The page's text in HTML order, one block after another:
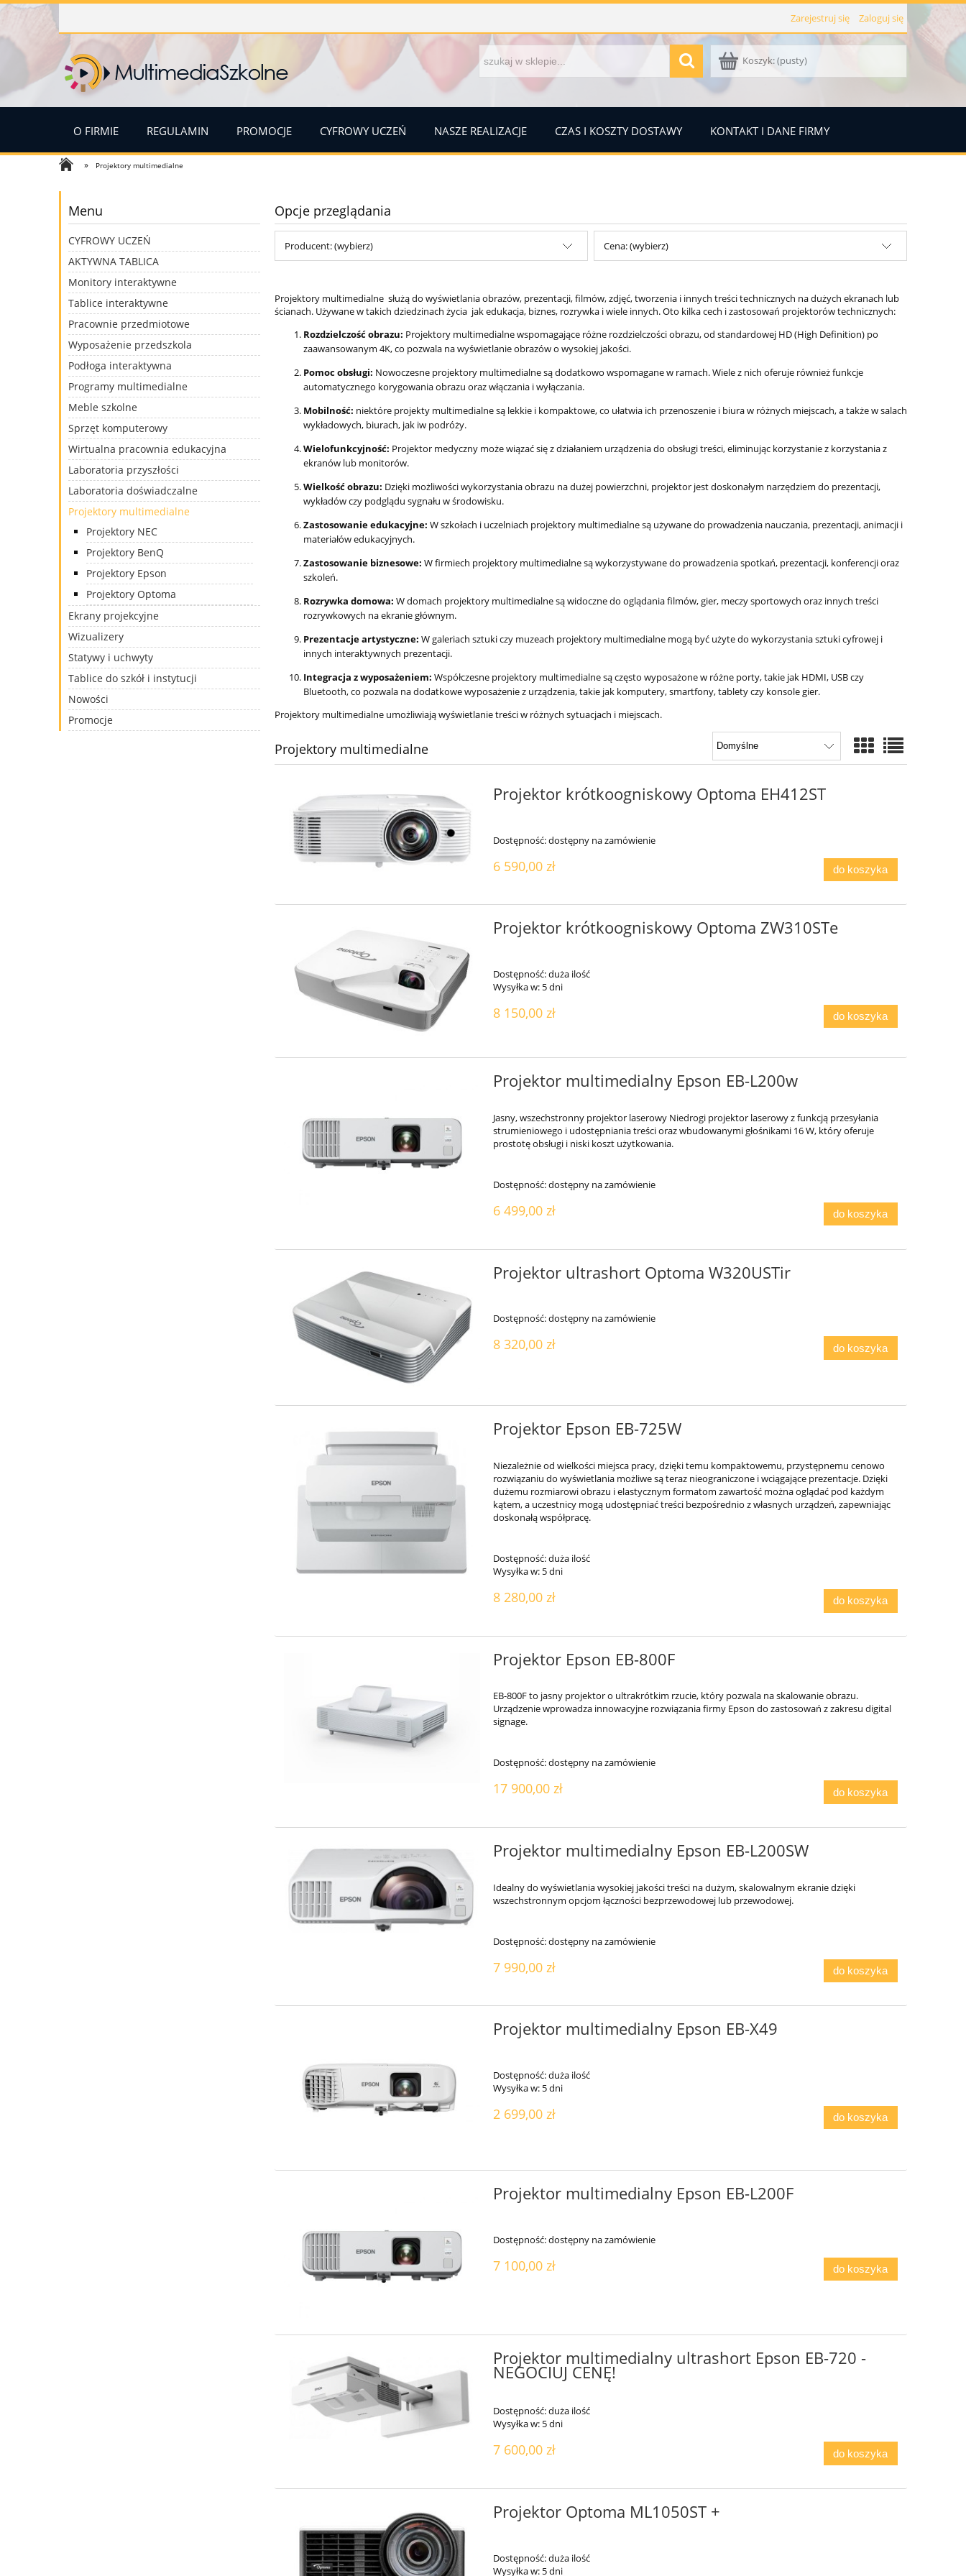
Zarejestruj się Zaloguj się
Koszyk:(pusty)
O FIRMIE REGULAMIN PROMOCJE CYFROWY UCZEŃ NASZE REALIZACJE CZAS I KOSZTY DOSTAWY KONTAKT I DANE FIRMY
» Projektory multimedialne
Menu
CYFROWY UCZEŃ
AKTYWNA TABLICA
Monitory interaktywne
Tablice interaktywne
Pracownie przedmiotowe
Wyposażenie przedszkola
Podłoga interaktywna
Programy multimedialne
Meble szkolne
Sprzęt komputerowy
Wirtualna pracownia edukacyjna
Laboratoria przyszłości
Laboratoria doświadczalne
Projektory multimedialne
Projektory NEC
Projektory BenQ
Projektory Epson
Projektory Optoma
Ekrany projekcyjne
Wizualizery
Statywy i uchwyty
Tablice do szkół i instytucji
Nowości
Promocje
Opcje przeglądania
Producent: (wybierz) Cena: (wybierz)
Projektory multimedialne służą do wyświetlania obrazów, prezentacji, filmów, zdjęć, tworzenia i innych treści technicznych na dużych ekranach lub
ścianach. Używane w takich dziedzinach życia jak edukacja, biznes, rozrywka i wiele innych. Oto kilka cech i zastosowań projektorów technicznych:
Rozdzielczość obrazu: Projektory multimedialne wspomagające różne rozdzielczości obrazu, od standardowej HD (High Definition) po
zaawansowanym 4K, co pozwala na wyświetlanie obrazów o wysokiej jakości.
Pomoc obsługi: Nowoczesne projektory multimedialne są dodatkowo wspomagane w ramach. Wiele z nich oferuje również funkcje
automatycznego korygowania obrazu oraz włączania i wyłączania.
Mobilność: niektóre projekty multimedialne są lekkie i kompaktowe, co ułatwia ich przenoszenie i biura w różnych miejscach, a także w salach
wykładowych, biurach, jak iw podróży.
Wielofunkcyjność: Projektor medyczny może wiązać się z działaniem urządzenia do obsługi treści, eliminując korzystanie z korzystania z
ekranów lub monitorów.
Wielkość obrazu: Dzięki możliwości wykorzystania obrazu na dużej powierzchni, projektor jest doskonałym narzędziem do prezentacji,
wykładów czy podglądu sygnału w środowisku.
Zastosowanie edukacyjne: W szkołach i uczelniach projektory multimedialne są używane do prowadzenia nauczania, prezentacji, animacji i
materiałów edukacyjnych.
Zastosowanie biznesowe: W firmiech projektory multimedialne są wykorzystywane do prowadzenia spotkań, prezentacji, konferencji oraz
szkoleń.
Rozrywka domowa: W domach projektory multimedialne są widoczne do oglądania filmów, gier, meczy sportowych oraz innych treści
rozrywkowych na ekranie głównym.
Prezentacje artystyczne: W galeriach sztuki czy muzeach projektory multimedialne mogą być użyte do wykorzystania sztuki cyfrowej i
innych interaktywnych prezentacji.
Integracja z wyposażeniem: Współczesne projektory multimedialne są często wyposażone w różne porty, takie jak HDMI, USB czy
Bluetooth, co pozwala na dodatkowe wyposażenie z urządzenia, takie jak komputery, smartfony, tablety czy konsole gier.
Projektory multimedialne umożliwiają wyświetlanie treści w różnych sytuacjach i miejscach.
Projektory multimedialne
Projektor krótkoogniskowy Optoma EH412ST
Dostępność:dostępny na zamówienie
6 590,00 zł do koszyka
Projektor krótkoogniskowy Optoma ZW310STe
Dostępność:duża ilość
Wysyłka w: 5 dni
8 150,00 zł do koszyka
Projektor multimedialny Epson EB-L200w
Jasny, wszechstronny projektor laserowy Niedrogi projektor laserowy z funkcją przesyłania
strumieniowego i udostępniania treści oraz wbudowanymi głośnikami 16 W, który oferuje
prostotę obsługi i niski koszt użytkowania.
Dostępność:dostępny na zamówienie
6 499,00 zł do koszyka
Projektor ultrashort Optoma W320USTir
Dostępność:dostępny na zamówienie
8 320,00 zł do koszyka
Projektor Epson EB-725W
Niezależnie od wielkości miejsca pracy, dzięki temu kompaktowemu, przystępnemu cenowo
rozwiązaniu do wyświetlania możliwe są teraz nieograniczone i wciągające prezentacje. Dzięki
dużemu rozmiarowi obrazu i elastycznym formatom zawartość można oglądać pod każdym
kątem, a uczestnicy mogą udostępniać treści bezpośrednio z własnych urządzeń, zapewniając
doskonałą współpracę.
Dostępność:duża ilość
Wysyłka w: 5 dni
8 280,00 zł do koszyka
Projektor Epson EB-800F
EB-800F to jasny projektor o ultrakrótkim rzucie, który pozwala na skalowanie obrazu.
Urządzenie wprowadza innowacyjne rozwiązania firmy Epson do zastosowań z zakresu digital
signage.
Dostępność:dostępny na zamówienie
17 900,00 zł do koszyka
Projektor multimedialny Epson EB-L200SW
Idealny do wyświetlania wysokiej jakości treści na dużym, skalowalnym ekranie dzięki
wszechstronnym opcjom łączności bezprzewodowej lub przewodowej.
Dostępność:dostępny na zamówienie
7 990,00 zł do koszyka
Projektor multimedialny Epson EB-X49
Dostępność:duża ilość
Wysyłka w: 5 dni
2 699,00 zł do koszyka
Projektor multimedialny Epson EB-L200F
Dostępność:dostępny na zamówienie
7 100,00 zł do koszyka
Projektor multimedialny ultrashort Epson EB-720 -
NEGOCIUJ CENĘ!
Dostępność:duża ilość
Wysyłka w: 5 dni
7 600,00 zł do koszyka
Projektor Optoma ML1050ST +
Dostępność:duża ilość
Wysyłka w: 5 dni